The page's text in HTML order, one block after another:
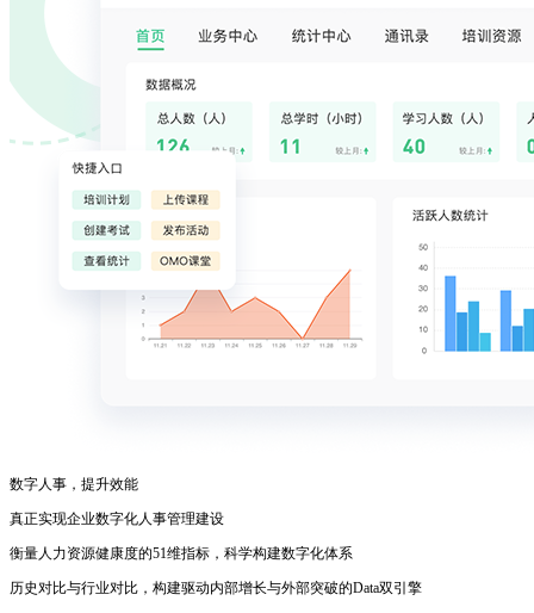
数字人事，提升效能
真正实现企业数字化人事管理建设
衡量人力资源健康度的51维指标，科学构建数字化体系
历史对比与行业对比，构建驱动内部增长与外部突破的Data双引擎